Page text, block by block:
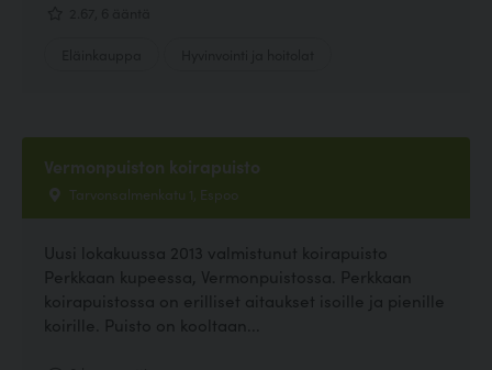
Vermonpuiston koirapuisto
Tarvonsalmenkatu 1, Espoo
Uusi lokakuussa 2013 valmistunut koirapuisto
Perkkaan kupeessa, Vermonpuistossa. Perkkaan
koirapuistossa on erilliset aitaukset isoille ja pienille
koirille. Puisto on kooltaan...